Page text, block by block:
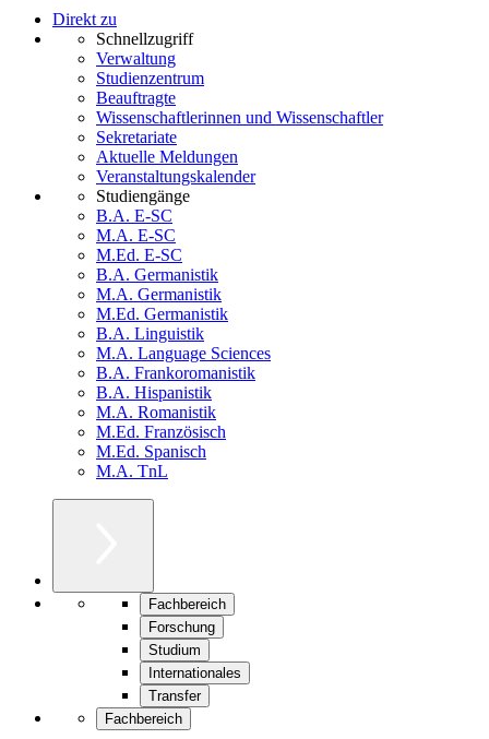
Direkt zu
Schnellzugriff
Verwaltung
Studienzentrum
Beauftragte
Wissenschaftlerinnen und Wissenschaftler
Sekretariate
Aktuelle Meldungen
Veranstaltungskalender
Studiengänge
B.A. E-SC
M.A. E-SC
M.Ed. E-SC
B.A. Germanistik
M.A. Germanistik
M.Ed. Germanistik
B.A. Linguistik
M.A. Language Sciences
B.A. Frankoromanistik
B.A. Hispanistik
M.A. Romanistik
M.Ed. Französisch
M.Ed. Spanisch
M.A. TnL
Fachbereich
Forschung
Studium
Internationales
Transfer
Fachbereich